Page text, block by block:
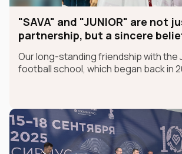
"SAVA" and "JUNIOR" are not
partnership, but a sincere
Our long-standing friendship with the
football school, which began back in